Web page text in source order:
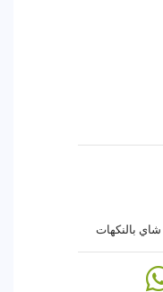
شاي بالنكهات